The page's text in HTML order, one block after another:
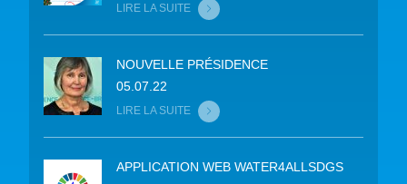
LIRE LA SUITE
NOUVELLE PRÉSIDENCE
05.07.22
LIRE LA SUITE
APPLICATION WEB WATER4ALLSDGS